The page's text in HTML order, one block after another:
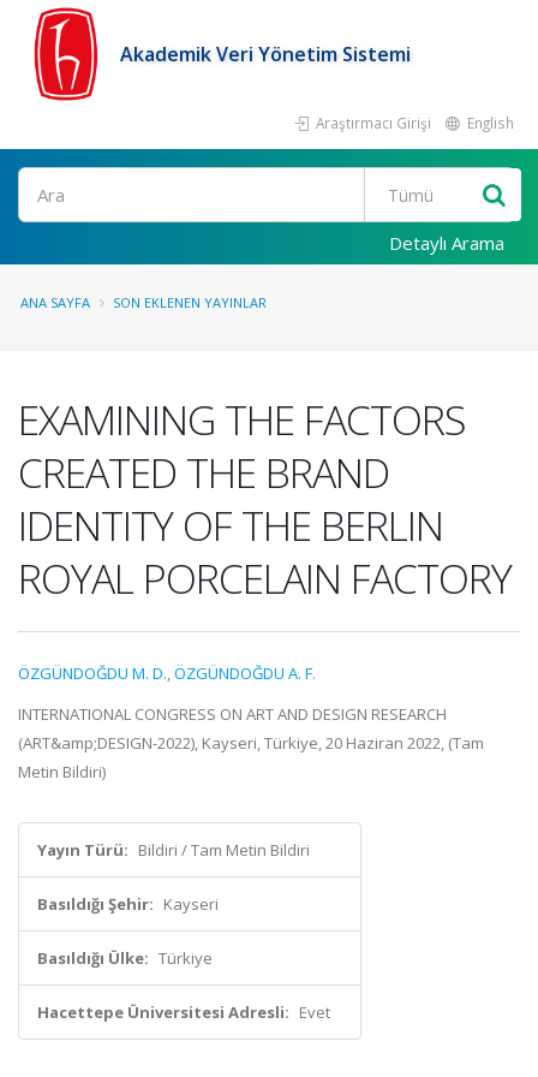
Akademik Veri Yönetim Sistemi
Araştırmacı Girişi English
Ara
Detaylı Arama
ANA SAYFA SON EKLENEN YAYINLAR
EXAMINING THE FACTORS
CREATED THE BRAND
IDENTITY OF THE BERLIN
ROYAL PORCELAIN FACTORY
ÖZGÜNDOĞDU M. D.,ÖZGÜNDOĞDU A. F.
INTERNATIONAL CONGRESS ON ART AND DESIGN RESEARCH
(ART&amp;DESIGN-2022), Kayseri, Türkiye, 20 Haziran 2022, (Tam
Metin Bildiri)
Yayın Türü: Bildiri / Tam Metin Bildiri
Basıldığı Şehir: Kayseri
Basıldığı Ülke: Türkiye
Hacettepe Üniversitesi Adresli: Evet